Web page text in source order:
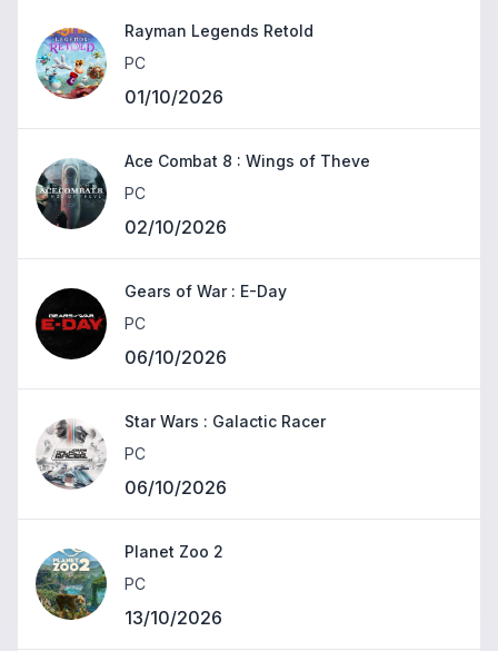
Rayman Legends Retold
PC
01/10/2026
Ace Combat 8 : Wings of Theve
PC
02/10/2026
Gears of War : E-Day
PC
06/10/2026
Star Wars : Galactic Racer
PC
06/10/2026
Planet Zoo 2
PC
13/10/2026